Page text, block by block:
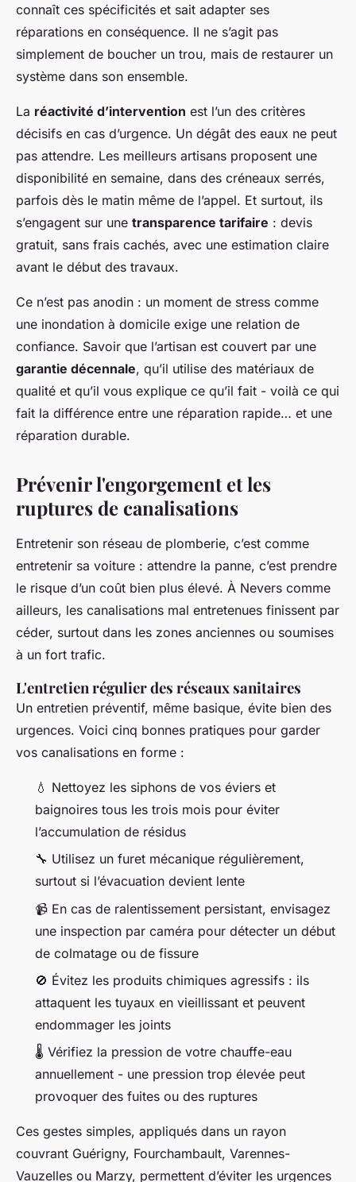
connaît ces spécificités et sait adapter ses
réparations en conséquence. Il ne s’agit pas
simplement de boucher un trou, mais de restaurer un
système dans son ensemble.
La réactivité d’intervention est l’un des critères
décisifs en cas d’urgence. Un dégât des eaux ne peut
pas attendre. Les meilleurs artisans proposent une
disponibilité en semaine, dans des créneaux serrés,
parfois dès le matin même de l’appel. Et surtout, ils
s’engagent sur une transparence tarifaire : devis
gratuit, sans frais cachés, avec une estimation claire
avant le début des travaux.
Ce n’est pas anodin : un moment de stress comme
une inondation à domicile exige une relation de
confiance. Savoir que l’artisan est couvert par une
garantie décennale, qu’il utilise des matériaux de
qualité et qu’il vous explique ce qu’il fait - voilà ce qui
fait la différence entre une réparation rapide… et une
réparation durable.
Prévenir l'engorgement et les
ruptures de canalisations
Entretenir son réseau de plomberie, c’est comme
entretenir sa voiture : attendre la panne, c’est prendre
le risque d’un coût bien plus élevé. À Nevers comme
ailleurs, les canalisations mal entretenues finissent par
céder, surtout dans les zones anciennes ou soumises
à un fort trafic.
L'entretien régulier des réseaux sanitaires
Un entretien préventif, même basique, évite bien des
urgences. Voici cinq bonnes pratiques pour garder
vos canalisations en forme :
💧 Nettoyez les siphons de vos éviers et
baignoires tous les trois mois pour éviter
l’accumulation de résidus
🔧 Utilisez un furet mécanique régulièrement,
surtout si l’évacuation devient lente
📹 En cas de ralentissement persistant, envisagez
une inspection par caméra pour détecter un début
de colmatage ou de fissure
🚫 Évitez les produits chimiques agressifs : ils
attaquent les tuyaux en vieillissant et peuvent
endommager les joints
🌡️ Vérifiez la pression de votre chauffe-eau
annuellement - une pression trop élevée peut
provoquer des fuites ou des ruptures
Ces gestes simples, appliqués dans un rayon
couvrant Guérigny, Fourchambault, Varennes-
Vauzelles ou Marzy, permettent d’éviter les urgences